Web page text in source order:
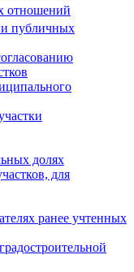
отношений
публичных
долях
для
ранее учтенных